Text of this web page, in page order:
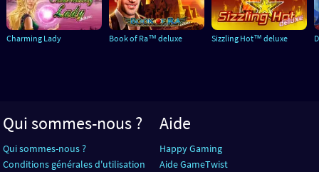
Charming Lady Book of Ra™ deluxe Sizzling Hot™ deluxe
Qui sommes-nous ?
Qui sommes-nous ?
Conditions générales d'utilisation
Aide
Happy Gaming
Aide GameTwist